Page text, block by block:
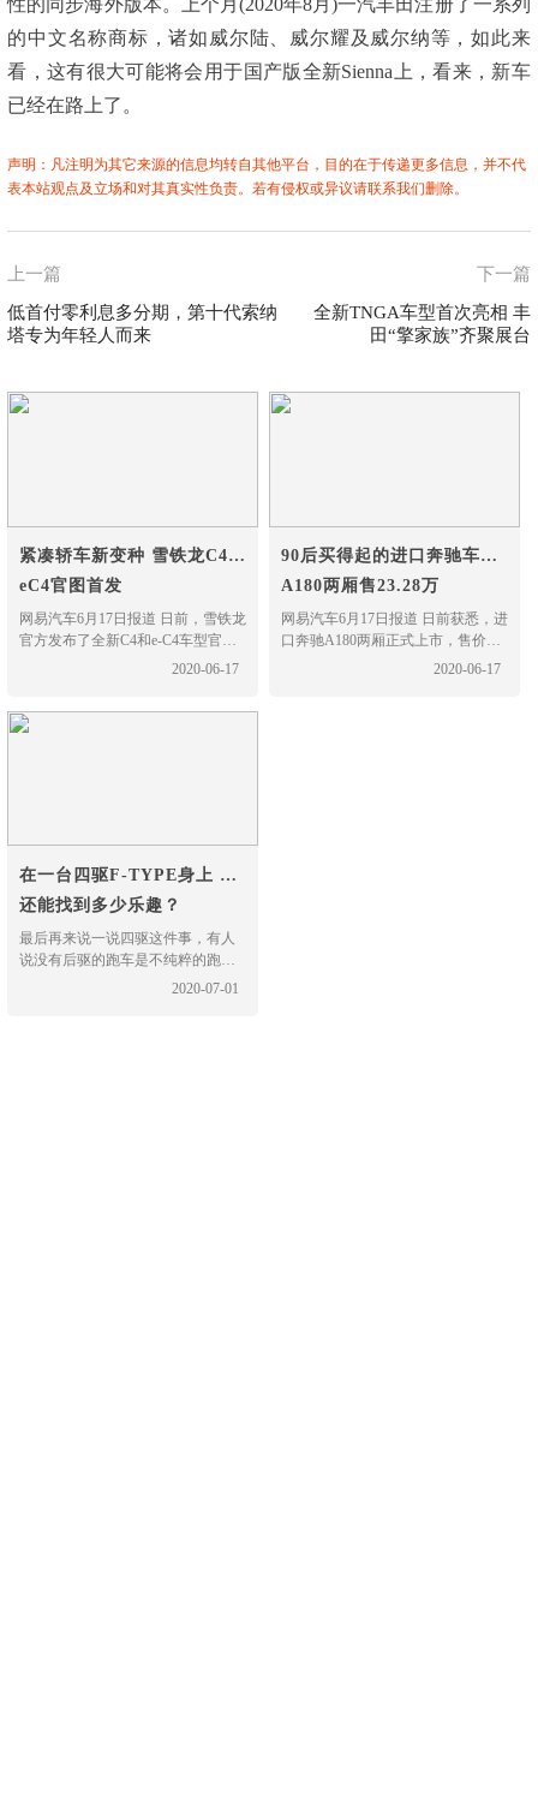
性的同步海外版本。上个月(2020年8月)一汽丰田注册了一系列
的中文名称商标，诸如威尔陆、威尔耀及威尔纳等，如此来
看，这有很大可能将会用于国产版全新Sienna上，看来，新车
已经在路上了。
声明：凡注明为其它来源的信息均转自其他平台，目的在于传递更多信息，并不代
表本站观点及立场和对其真实性负责。若有侵权或异议请联系我们删除。
上一篇
低首付零利息多分期，第十代索纳
塔专为年轻人而来
下一篇
全新TNGA车型首次亮相 丰
田“擎家族”齐聚展台
紧凑轿车新变种 雪铁龙C4和
eC4官图首发
网易汽车6月17日报道 日前，雪铁龙
官方发布了全新C4和e-C4车型官
图。新车定位为紧凑型跨界掀背
多种动力。
2020-06-17
90后买得起的进口奔驰车
A180两厢售23.28万
网易汽车6月17日报道 日前获悉，进
口奔驰A180两厢正式上市，售价为
23.28万，新车在外观内饰方面和现
2020-06-17
在一台四驱F-TYPE身上 我
还能找到多少乐趣？
最后再来说一说四驱这件事，有人
说没有后驱的跑车是不纯粹的跑
车，毫无乐趣可言，但我认为捷豹
2020-07-01